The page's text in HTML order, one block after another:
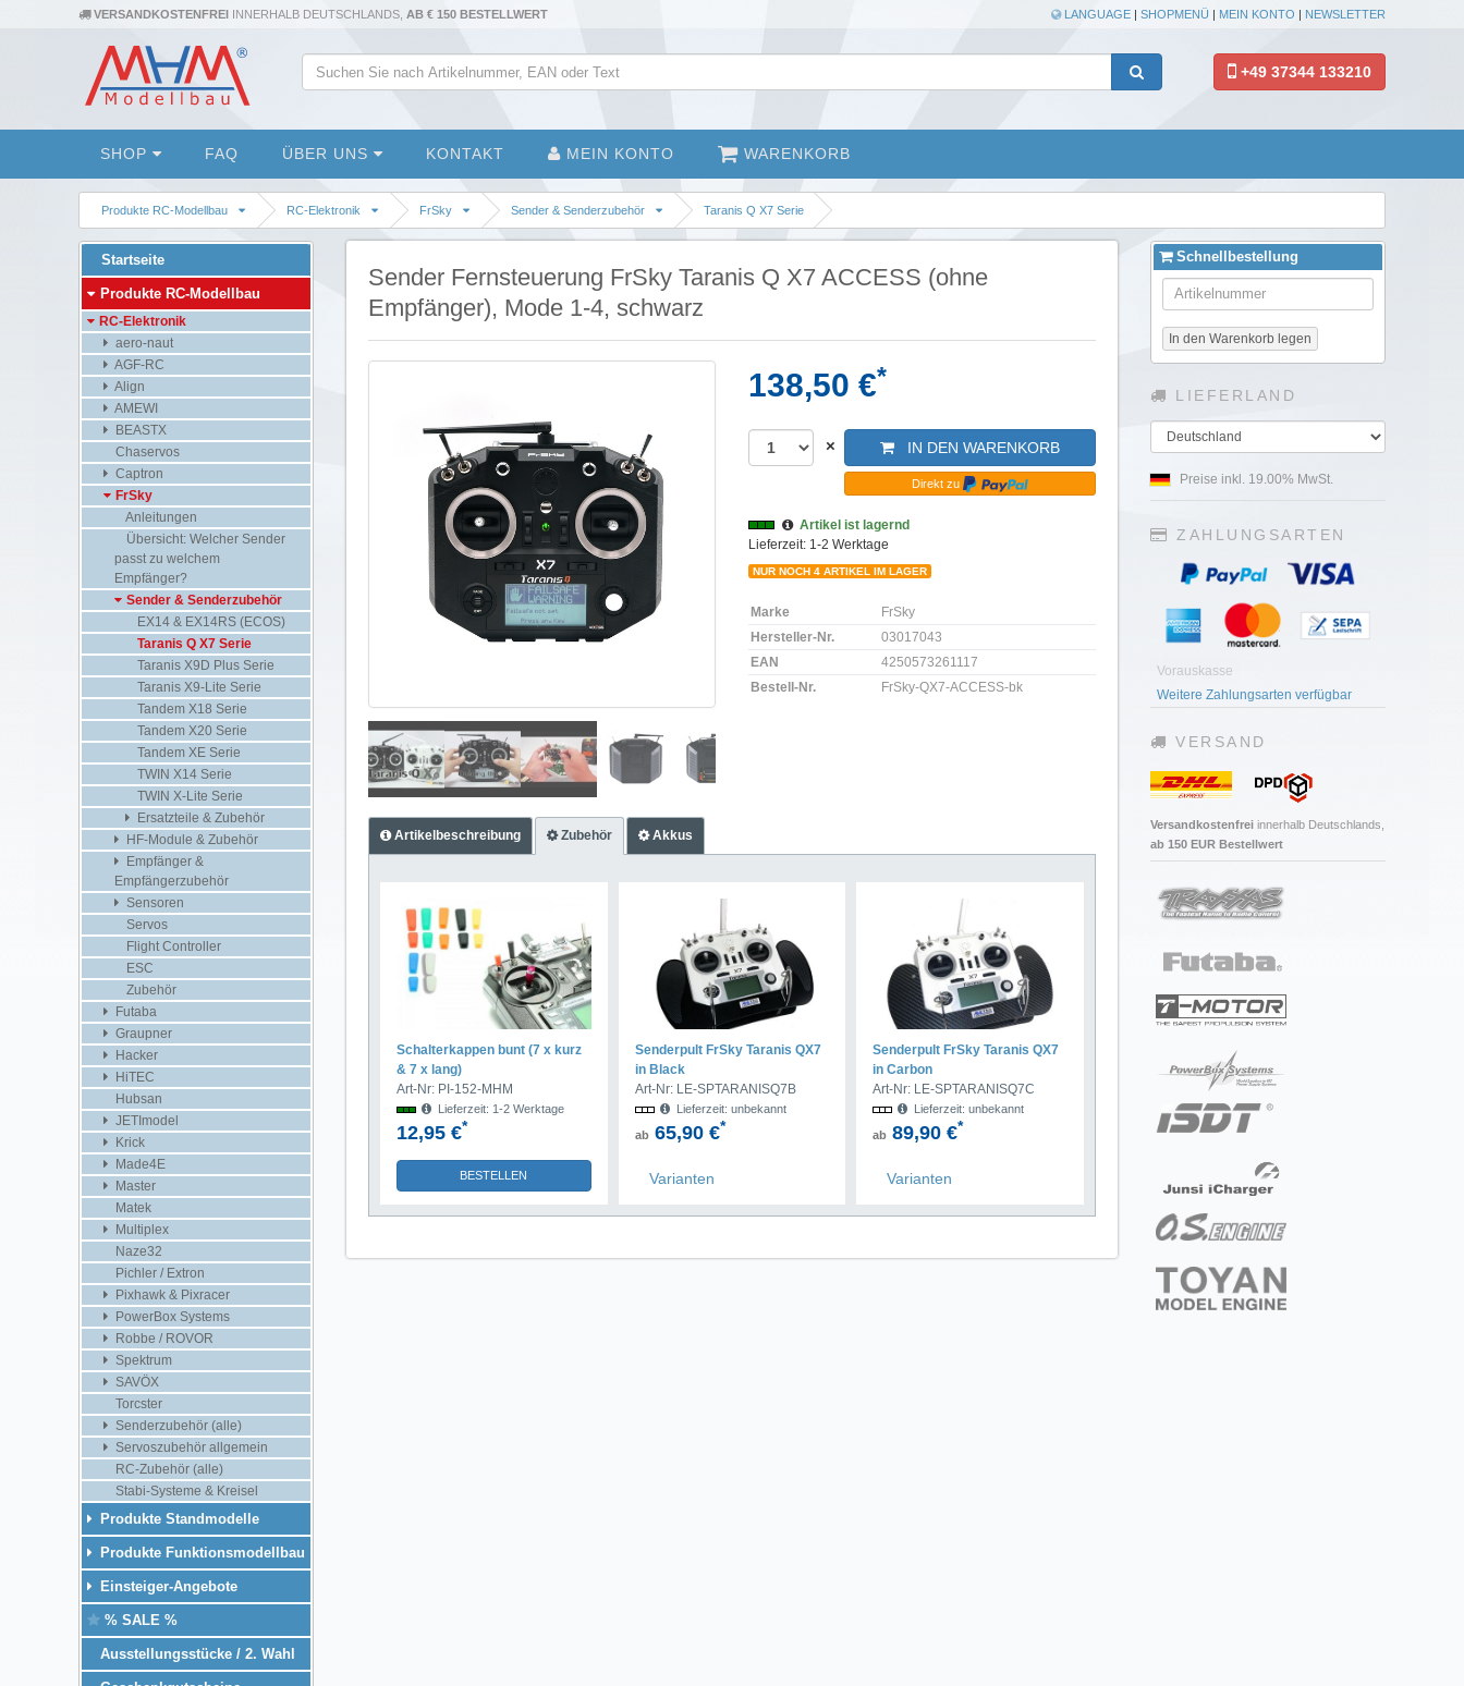
VERSANDKOSTENFREI INNERHALB DEUTSCHLANDS, AB € 150 BESTELLWERT LANGUAGE | SHOPMENÜ | MEIN KONTO | NEWSLETTER
+49 37344 133210
SHOP FAQ ÜBER UNS KONTAKT MEIN KONTO WARENKORB
Produkte RC-Modellbau RC-Elektronik FrSky Sender & Senderzubehör Taranis Q X7 Serie
Sender Fernsteuerung FrSky Taranis Q X7 ACCESS (ohne
Empfänger), Mode 1-4, schwarz
138,50 €*
× IN DEN WARENKORB
Direkt zu
Artikel ist lagernd
Lieferzeit: 1-2 Werktage
NUR NOCH 4 ARTIKEL IM LAGER
Marke
FrSky
Hersteller-Nr.
03017043
EAN
4250573261117
Bestell-Nr.
FrSky-QX7-ACCESS-bk
Artikelbeschreibung Zubehör Akkus
Schalterkappen bunt (7 x kurz
& 7 x lang)
Art-Nr: PI-152-MHM
Lieferzeit: 1-2 Werktage
12,95 €*
BESTELLEN
Senderpult FrSky Taranis QX7
in Black
Art-Nr: LE-SPTARANISQ7B
Lieferzeit: unbekannt
ab65,90 €*
Varianten
Senderpult FrSky Taranis QX7
in Carbon
Art-Nr: LE-SPTARANISQ7C
Lieferzeit: unbekannt
ab 89,90 €*
Varianten
Startseite
Produkte RC-Modellbau
RC-Elektronik
aero-naut
AGF-RC
Align
AMEWI
BEASTX
Chaservos
Captron
FrSky
Anleitungen
Übersicht: Welcher Sender
passt zu welchem
Empfänger?
Sender & Senderzubehör
EX14 & EX14RS (ECOS)
Taranis Q X7 Serie
Taranis X9D Plus Serie
Taranis X9-Lite Serie
Tandem X18 Serie
Tandem X20 Serie
Tandem XE Serie
TWIN X14 Serie
TWIN X-Lite Serie
Ersatzteile & Zubehör
HF-Module & Zubehör
Empfänger &
Empfängerzubehör
Sensoren
Servos
Flight Controller
ESC
Zubehör
Futaba
Graupner
Hacker
HiTEC
Hubsan
JETImodel
Krick
Made4E
Master
Matek
Multiplex
Naze32
Pichler / Extron
Pixhawk & Pixracer
PowerBox Systems
Robbe / ROVOR
Spektrum
SAVÖX
Torcster
Senderzubehör (alle)
Servoszubehör allgemein
RC-Zubehör (alle)
Stabi-Systeme & Kreisel
Produkte Standmodelle
Produkte Funktionsmodellbau
Einsteiger-Angebote
% SALE %
Ausstellungsstücke / 2. Wahl
Schnellbestellung
In den Warenkorb legen
LIEFERLAND
Land
Preise inkl. 19.00% MwSt.
ZAHLUNGSARTEN
Vorauskasse
Weitere Zahlungsarten verfügbar
VERSAND
Versandkostenfrei innerhalb Deutschlands,
ab 150 EUR Bestellwert